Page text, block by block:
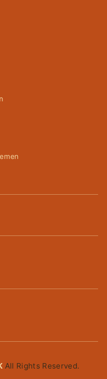
All Rights Reserved.